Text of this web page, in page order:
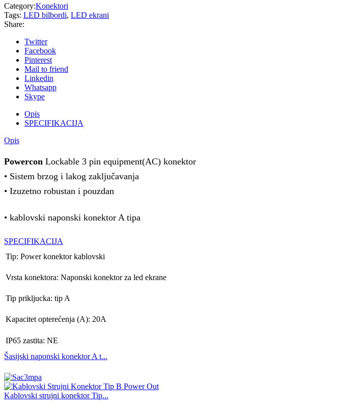
Category:Konektori
Tags: LED bilbordi, LED ekrani
Share:
Twitter
Facebook
Pinterest
Mail to friend
Linkedin
Whatsapp
Skype
Opis
SPECIFIKACIJA
Opis
Powercon Lockable 3 pin equipment(AC) konektor
• Sistem brzog i lakog zaključavanja
• Izuzetno robustan i pouzdan
• kablovski naponski konektor A tipa
SPECIFIKACIJA
Tip: Power konektor kablovski
Vrsta konektora: Naponski konektor za led ekrane
Tip prikljucka: tip A
Kapacitet opterećenja (A): 20A
IP65 zastita: NE
Šasijski naponski konektor A t...
Kablovski strujni konektor Tip...